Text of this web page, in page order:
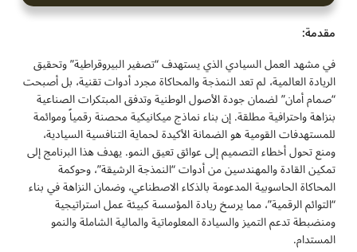
مقدمة:
في مشهد العمل السيادي الذي يستهدف “تصفير البيروقراطية” وتحقيق
الريادة العالمية، لم تعد النمذجة والمحاكاة مجرد أدوات تقنية، بل أصبحت
“صمام أمان” لضمان جودة الأصول الوطنية وتدفق المبتكرات الصناعية
بنزاهة واحترافية مطلقة. إن بناء نماذج ميكانيكية محصنة رقمياً وموائمة
للمستهدفات القومية هو الضمانة الأكيدة لحماية التنافسية السيادية،
ومنع تحول أخطاء التصميم إلى عوائق تعيق النمو. يهدف هذا البرنامج إلى
تمكين القادة والمهندسين من أدوات “النمذجة الرشيقة”، وحوكمة
المحاكاة الحاسوبية المدعومة بالذكاء الاصطناعي، وضمان النزاهة في بناء
“التوائم الرقمية”، مما يرسخ ريادة المؤسسة كبيئة عمل استراتيجية
ومنضبطة تدعم التميز والسيادة المعلوماتية والمالية الشاملة والنمو
المستدام.